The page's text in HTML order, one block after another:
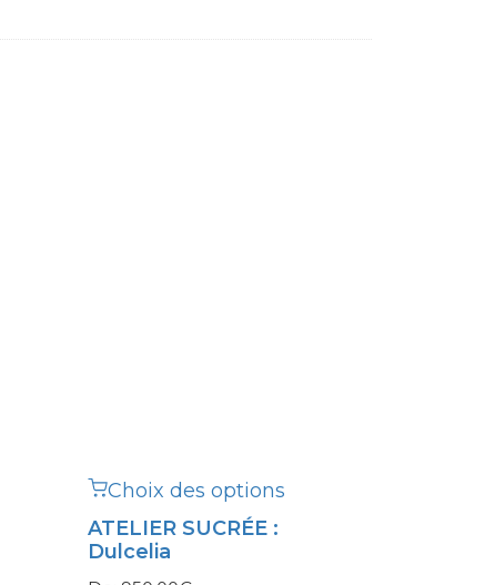
Choix des options
ATELIER SUCRÉE :
Dulcelia